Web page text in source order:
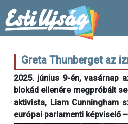
Greta Thunberget az
2025. június 9-én, vasárnap
blokád ellenére megpróbált
aktivista, Liam Cunningham
európai parlamenti képviselő